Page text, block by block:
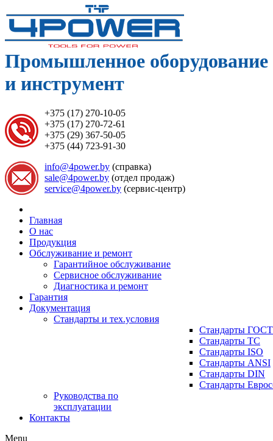
Промышленное оборудование
и инструмент
+375 (17) 270-10-05
+375 (17) 270-72-61
+375 (29) 367-50-05
+375 (44) 723-91-30
info@4power.by (справка)
sale@4power.by (отдел продаж)
service@4power.by (сервис-центр)
Главная
О нас
Продукция
Обслуживание и ремонт
Гарантийное обслуживание
Сервисное обслуживание
Диагностика и ремонт
Гарантия
Документация
Стандарты и тех.условия
Стандарты ГОСТ
Стандарты ТС
Стандарты ISO
Стандарты ANSI
Стандарты DIN
Стандарты
Руководства по
эксплуатации
Контакты
Menu